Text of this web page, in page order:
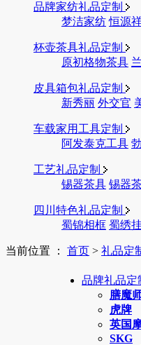
品牌家纺礼品定制
梦洁家纺 恒源
杯壶茶具礼品定制
原初格物茶具
皮具箱包礼品定制
新秀丽 外交官
车载家用工具定制
阿发泰克工具
工艺礼品定制
锡器茶具 锡器
四川特色礼品定制
蜀锦相框 蜀绣
当前位置 ： 首页 > 礼品定
品牌礼品定
膳魔
虎牌
英国
SKG